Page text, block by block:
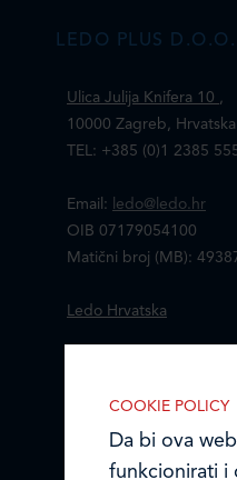
LEDO PLUS D.O.O.
Ulica Julija Knifera 10 ,
10000 Zagreb, Hrvatska
TEL: +385 (0)1 2385
Email:
ledo@ledo.hr
OIB 07179054100
Matični broj (MB):
Ledo Hrvatska
Online formular
COOKIE POLICY
Da bi ova
funkcionirati i